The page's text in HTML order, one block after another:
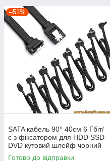
–51%
SATA кабель 90° 40см 6 Гбіт/
с з фіксатором для HDD SSD
DVD кутовий шлейф чорний
Готово до відправки